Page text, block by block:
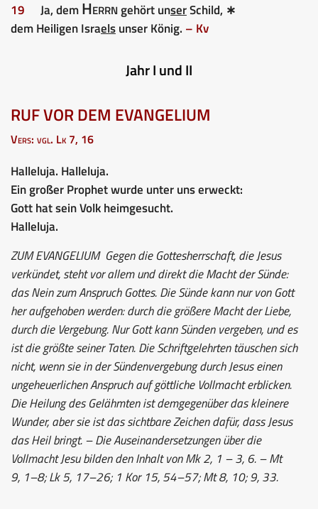
19
Ja, demHerrngehört unserSchild, ∗
dem Heiligen Israelsunser König. – Kv
Jahr I und II
RUF VOR DEM EVANGELIUM
Vers: vgl. Lk 7, 16
Halleluja. Halleluja.
Ein großer Prophet wurde unter uns erweckt:
Gott hat sein Volk heimgesucht.
Halleluja.
ZUM EVANGELIUMGegen die Gottesherrschaft, die Jesus
verkündet, steht vor allem und direkt die Macht der Sünde:
das Nein zum Anspruch Gottes. Die Sünde kann nur von Gott
her aufgehoben werden: durch die größere Macht der Liebe,
durch die Vergebung. Nur Gott kann Sünden vergeben, und es
ist die größte seiner Taten. Die Schriftgelehrten täuschen sich
nicht, wenn sie in der Sündenvergebung durch Jesus einen
ungeheuerlichen Anspruch auf göttliche Vollmacht erblicken.
Die Heilung des Gelähmten ist demgegenüber das kleinere
Wunder, aber sie ist das sichtbare Zeichen dafür, dass Jesus
das Heil bringt. – Die Auseinandersetzungen über die
Vollmacht Jesu bilden den Inhalt von Mk 2, 1 – 3, 6. – Mt
9, 1–8; Lk 5, 17–26; 1 Kor 15, 54–57; Mt 8, 10; 9, 33.